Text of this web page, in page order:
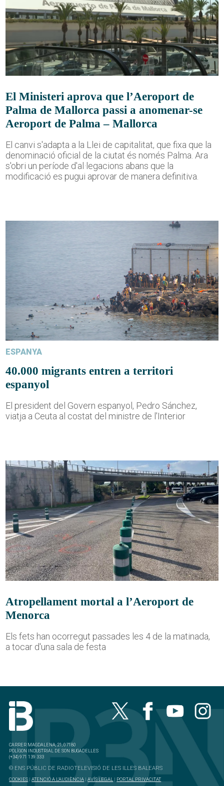
El Ministeri aprova que l’Aeroport de
Palma de Mallorca passi a anomenar-se
Aeroport de Palma – Mallorca
El canvi s'adapta a la Llei de capitalitat, que fixa que la
denominació oficial de la ciutat és només Palma. Ara
s'obri un període d'al·legacions abans que la
modificació es pugui aprovar de manera definitiva.
ESPANYA
40.000 migrants entren a territori
espanyol
El president del Govern espanyol, Pedro Sánchez,
viatja a Ceuta al costat del ministre de l'Interior
Atropellament mortal a l’Aeroport de
Menorca
Els fets han ocorregut passades les 4 de la matinada,
a tocar d'una sala de festa
CARRER MAGDALENA, 21, 07180
POLÍGON INDUSTRIAL DE SON BUGADELLES
(+34) 971 139 333
© ENS PÚBLIC DE RADIOTELEVISIÓ DE LES ILLES BALEARS
COOKIES |ATENCIÓ A L'AUDIÈNCIA |AVÍS LEGAL | PORTAL PRIVACITAT